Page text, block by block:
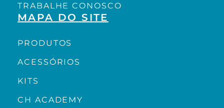
TRABALHE CONOSCO
MAPA DO SITE
PRODUTOS
ACESSÓRIOS
KITS
CH ACADEMY